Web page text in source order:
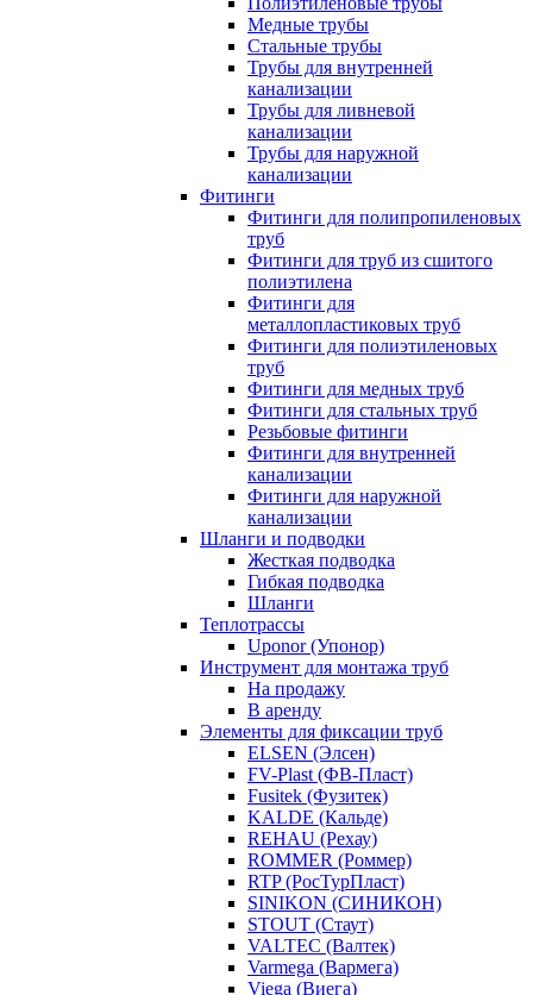
Медные трубы
Стальные трубы
Трубы для внутренней
канализации
Трубы для ливневой
канализации
Трубы для наружной
канализации
Фитинги
Фитинги для полипропиленовых
труб
Фитинги для труб из сшитого
полиэтилена
Фитинги для
металлопластиковых труб
Фитинги для полиэтиленовых
труб
Фитинги для медных труб
Фитинги для стальных труб
Резьбовые фитинги
Фитинги для внутренней
канализации
Фитинги для наружной
канализации
Шланги и подводки
Жесткая подводка
Гибкая подводка
Шланги
Теплотрассы
Uponor (Упонор)
Инструмент для монтажа труб
На продажу
В аренду
Элементы для фиксации труб
ELSEN (Элсен)
FV-Plast (ФВ-Пласт)
Fusitek (Фузитек)
KALDE (Кальде)
REHAU (Рехау)
ROMMER (Роммер)
RTP (РосТурПласт)
SINIKON (СИНИКОН)
STOUT (Стаут)
VALTEC (Валтек)
Varmega (Вармега)
Viega (Виега)